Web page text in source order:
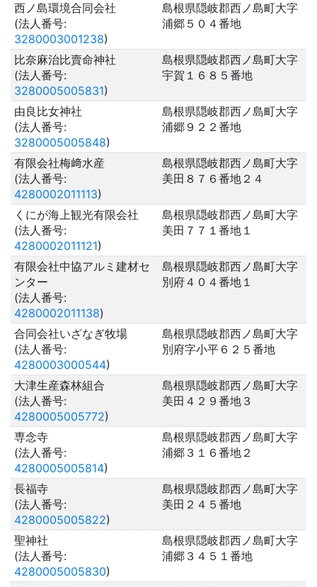
西ノ島環境合同会社
(法人番号:
3280003001238)
島根県隠岐郡西ノ島町大字
浦郷５０４番地
比奈麻治比賣命神社
(法人番号:
3280005005831)
島根県隠岐郡西ノ島町大字
宇賀１６８５番地
由良比女神社
(法人番号:
3280005005848)
島根県隠岐郡西ノ島町大字
浦郷９２２番地
有限会社梅﨑水産
(法人番号:
4280002011113)
島根県隠岐郡西ノ島町大字
美田８７６番地２４
くにが海上観光有限会社
(法人番号:
4280002011121)
島根県隠岐郡西ノ島町大字
美田７７１番地１
有限会社中協アルミ建材セ
ンター
(法人番号:
4280002011138)
島根県隠岐郡西ノ島町大字
別府４０４番地１
合同会社いざなぎ牧場
(法人番号:
4280003000544)
島根県隠岐郡西ノ島町大字
別府字小平６２５番地
大津生産森林組合
(法人番号:
4280005005772)
島根県隠岐郡西ノ島町大字
美田４２９番地３
専念寺
(法人番号:
4280005005814)
島根県隠岐郡西ノ島町大字
浦郷３１６番地２
長福寺
(法人番号:
4280005005822)
島根県隠岐郡西ノ島町大字
美田２４５番地
聖神社
(法人番号:
4280005005830)
島根県隠岐郡西ノ島町大字
浦郷３４５１番地